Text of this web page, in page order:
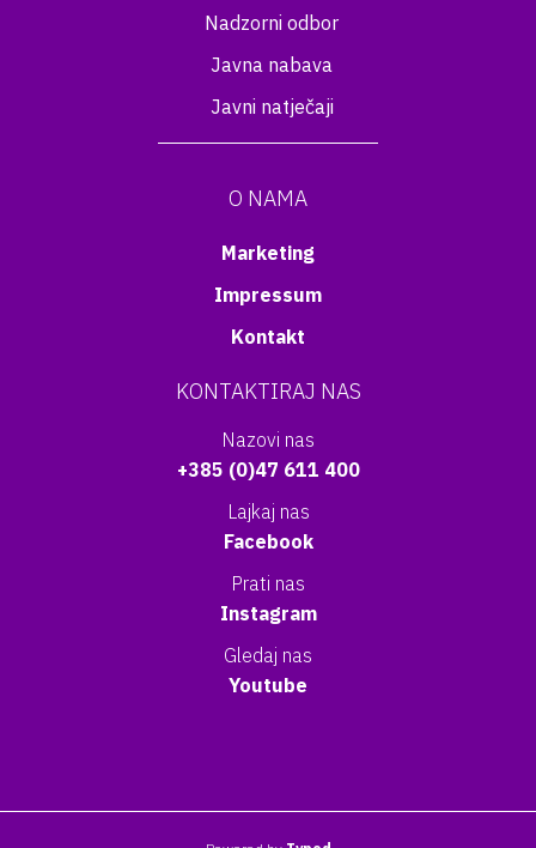
Nadzorni odbor
Javna nabava
Javni natječaji
O NAMA
Marketing
Impressum
Kontakt
KONTAKTIRAJ NAS
Nazovi nas
+385 (0)47 611 400
Lajkaj nas
Facebook
Prati nas
Instagram
Gledaj nas
Youtube